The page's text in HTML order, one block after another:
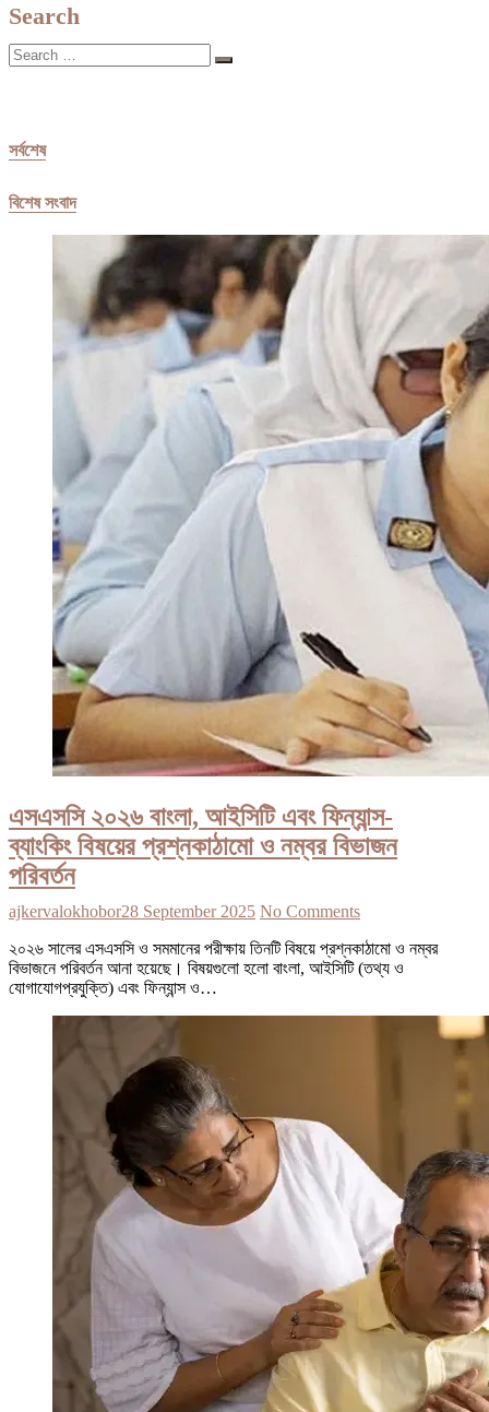
Search
Search
…
সর্বশেষ
বিশেষ সংবাদ
এসএসসি ২০২৬ বাংলা, আইসিটি এবং ফিন্যান্স-
ব্যাংকিং বিষয়ের প্রশ্নকাঠামো ও নম্বর বিভাজন
পরিবর্তন
ajkervalokhobor28 September 2025 No Comments
২০২৬ সালের এসএসসি ও সমমানের পরীক্ষায় তিনটি বিষয়ে প্রশ্নকাঠামো ও নম্বর
বিভাজনে পরিবর্তন আনা হয়েছে। বিষয়গুলো হলো বাংলা, আইসিটি (তথ্য ও
যোগাযোগপ্রযুক্তি) এবং ফিন্যান্স ও…